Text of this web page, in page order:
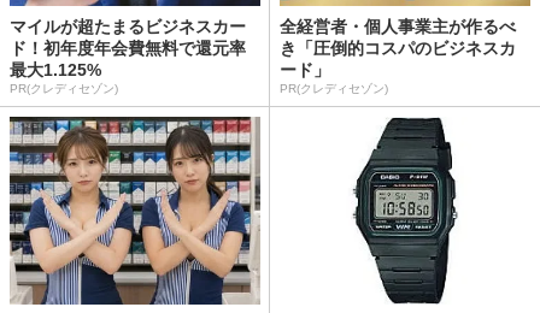
マイルが超たまるビジネスカー
ド！初年度年会費無料で還元率
最大1.125%
PR(クレディセゾン)
全経営者・個人事業主が作るべ
き「圧倒的コスパのビジネスカ
ード」
PR(クレディセゾン)